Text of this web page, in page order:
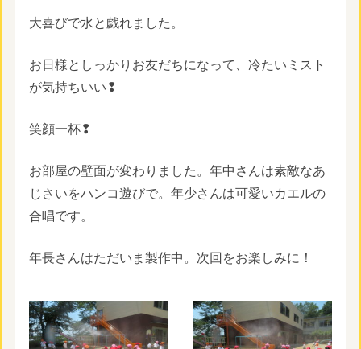
大喜びで水と戯れました。
お日様としっかりお友だちになって、冷たいミスト
が気持ちいい❢
笑顔一杯❢
お部屋の壁面が変わりました。年中さんは素敵なあ
じさいをハンコ遊びで。年少さんは可愛いカエルの
合唱です。
年長さんはただいま製作中。次回をお楽しみに！